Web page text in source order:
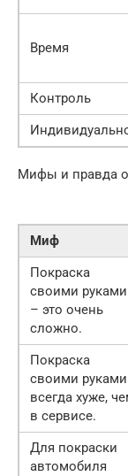
Время
Контроль
Мифы и правда о
Миф
Покраска
своими руками
– это очень
сложно.
Покраска
своими руками
всегда хуже,
в сервисе.
Для покраски
автомобиля